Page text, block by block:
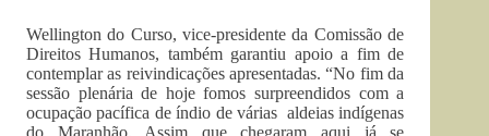
Wellington do Curso, vice-presidente da Comissão de
Direitos Humanos, também garantiu apoio a fim de
contemplar as reivindicações apresentadas. “No fim da
sessão plenária de hoje fomos surpreendidos com a
ocupação pacífica de índio de várias aldeias indígenas